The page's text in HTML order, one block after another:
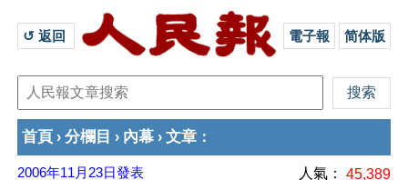
↺ 返回 電子報 简体版
首頁 › 分欄目 › 內幕 › 文章 ：
2006年11月23日發表 人氣： 45,389